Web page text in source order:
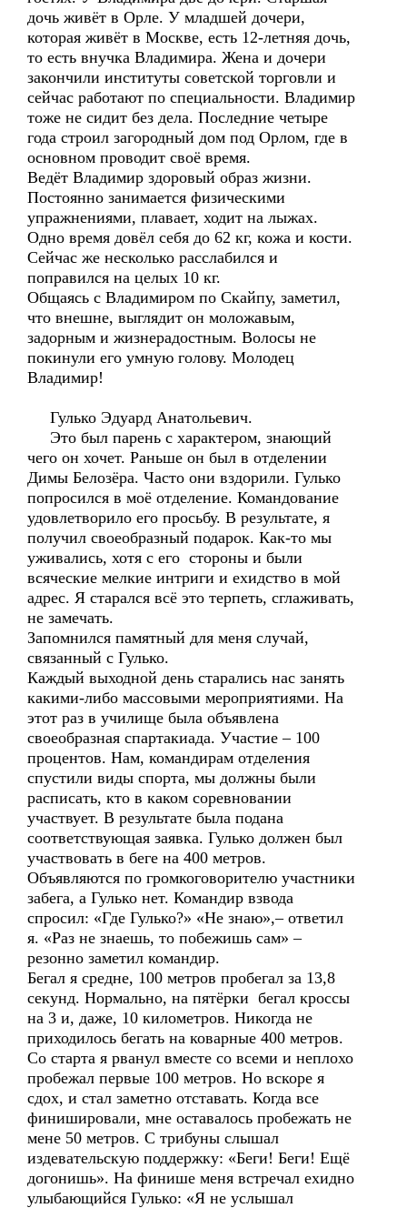
дочь живёт в Орле. У младшей дочери,
которая живёт в Москве, есть 12-летняя дочь,
то есть внучка Владимира. Жена и дочери
закончили институты советской торговли и
сейчас работают по специальности. Владимир
тоже не сидит без дела. Последние четыре
года строил загородный дом под Орлом, где в
основном проводит своё время.
Ведёт Владимир здоровый образ жизни.
Постоянно занимается физическими
упражнениями, плавает, ходит на лыжах.
Одно время довёл себя до 62 кг, кожа и кости.
Сейчас же несколько расслабился и
поправился на целых 10 кг.
Общаясь с Владимиром по Скайпу, заметил,
что внешне, выглядит он моложавым,
задорным и жизнерадостным. Волосы не
покинули его умную голову. Молодец
Владимир!
Гулько Эдуард Анатольевич.
Это был парень с характером, знающий
чего он хочет. Раньше он был в отделении
Димы Белозёра. Часто они вздорили. Гулько
попросился в моё отделение. Командование
удовлетворило его просьбу. В результате, я
получил своеобразный подарок. Как-то мы
уживались, хотя с его стороны и были
всяческие мелкие интриги и ехидство в мой
адрес. Я старался всё это терпеть, сглаживать,
не замечать.
Запомнился памятный для меня случай,
связанный с Гулько.
Каждый выходной день старались нас занять
какими-либо массовыми мероприятиями. На
этот раз в училище была объявлена
своеобразная спартакиада. Участие – 100
процентов. Нам, командирам отделения
спустили виды спорта, мы должны были
расписать, кто в каком соревновании
участвует. В результате была подана
соответствующая заявка. Гулько должен был
участвовать в беге на 400 метров.
Объявляются по громкоговорителю участники
забега, а Гулько нет. Командир взвода
спросил: «Где Гулько?» «Не знаю»,– ответил
я. «Раз не знаешь, то побежишь сам» –
резонно заметил командир.
Бегал я средне, 100 метров пробегал за 13,8
секунд. Нормально, на пятёрки бегал кроссы
на 3 и, даже, 10 километров. Никогда не
приходилось бегать на коварные 400 метров.
Со старта я рванул вместе со всеми и неплохо
пробежал первые 100 метров. Но вскоре я
сдох, и стал заметно отставать. Когда все
финишировали, мне оставалось пробежать не
мене 50 метров. С трибуны слышал
издевательскую поддержку: «Беги! Беги! Ещё
догонишь». На финише меня встречал ехидно
улыбающийся Гулько: «Я не услышал